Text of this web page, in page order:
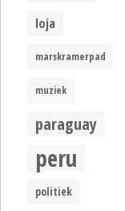
loja
marskramerpad
muziek
paraguay
peru
politiek